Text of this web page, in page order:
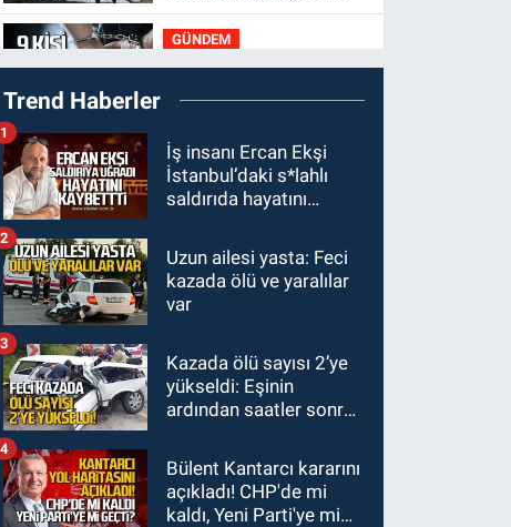
Korku dolu anlar
GÜNDEM
19:12Polis 9 kişi
yakaladı 2 kişi
GÜNDEM
18:47Emekli
öğretmenler kahve
edildi
SPOR
16:30Zonguldakspor
için muhteşem klip
Zonguldak
15:41Zeki Tosun
ölümünün birinci yılında
Trend Haberler
İş insanı Ercan Ekşi
İstanbul’daki s*lahlı
saldırıda hayatını
1
Uzun ailesi yasta: Feci
kazada ölü ve yaralılar
var
2
Kazada ölü sayısı 2’ye
yükseldi: Eşinin
ardından saatler sonra
kaybetti
3
Bülent Kantarcı kararını
açıkladı! CHP'de mi
kaldı, Yeni Parti'ye mi
4